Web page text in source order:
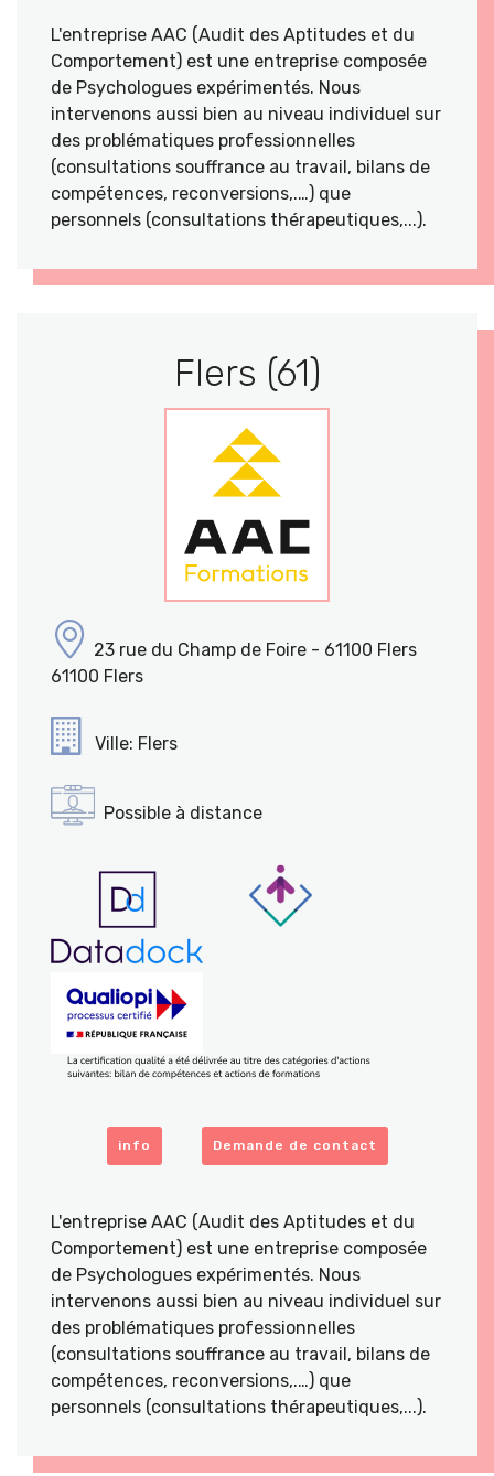
L'entreprise AAC (Audit des Aptitudes et du
Comportement) est une entreprise composée
de Psychologues expérimentés. Nous
intervenons aussi bien au niveau individuel sur
des problématiques professionnelles
(consultations souffrance au travail, bilans de
compétences, reconversions,.…) que
personnels (consultations thérapeutiques,...).
Flers (61)
23 rue du Champ de Foire - 61100 Flers
61100 Flers
Ville: Flers
Possible à distance
info Demande de contact
L'entreprise AAC (Audit des Aptitudes et du
Comportement) est une entreprise composée
de Psychologues expérimentés. Nous
intervenons aussi bien au niveau individuel sur
des problématiques professionnelles
(consultations souffrance au travail, bilans de
compétences, reconversions,.…) que
personnels (consultations thérapeutiques,...).